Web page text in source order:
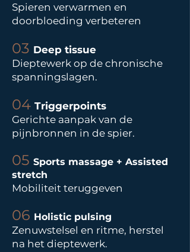
Spieren verwarmen en
doorbloeding verbeteren
03 Deep tissue
Dieptewerk op de chronische
spanningslagen.
04 Triggerpoints
Gerichte aanpak van de
pijnbronnen in de spier.
05 Sports massage + Assisted
stretch
Mobiliteit teruggeven
06 Holistic pulsing
Zenuwstelsel en ritme, herstel
na het dieptewerk.